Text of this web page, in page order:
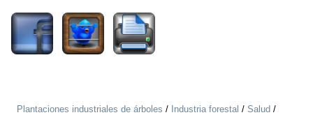
Plantaciones industriales de árboles / Industria forestal / Salud /